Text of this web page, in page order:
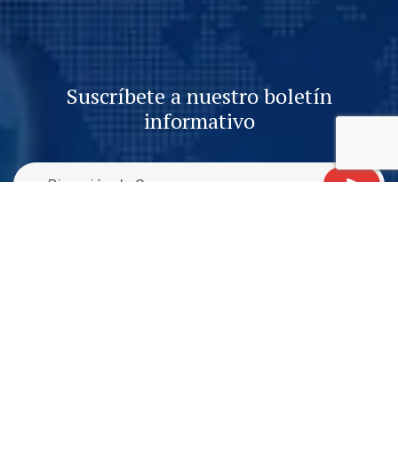
Suscríbete a nuestro boletín
informativo